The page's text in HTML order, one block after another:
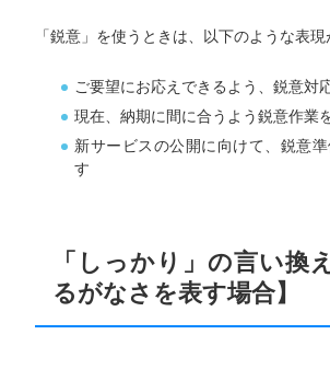
「鋭意」を使うときは、以下のような表現
ご要望にお応えできるよう、鋭意対
現在、納期に間に合うよう鋭意作業
新サービスの公開に向けて、鋭意
す
「しっかり」の言い換
るがなさを表す場合】